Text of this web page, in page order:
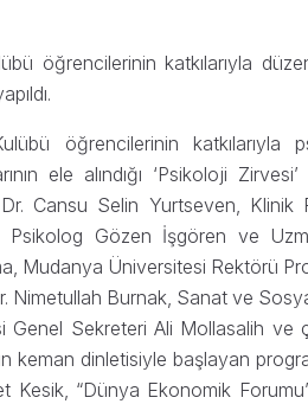
öğrencilerinin katkılarıyla
öğrencilerinin katkılarıyla
ele alındığı ‘Psikoloji
Cansu Selin Yurtseven,
Gözen İşgören ve
Mudanya Üniversitesi Rektörü
Nimetullah Burnak, Sanat ve
Sekreteri Ali Mollasalih ve
dinletisiyle başlayan
Kesik, “Dünya Ekonomik